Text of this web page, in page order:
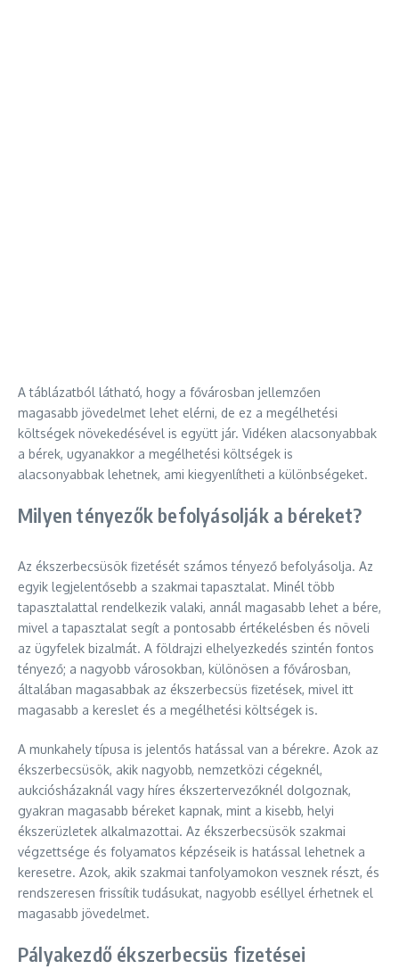
A táblázatból látható, hogy a fővárosban jellemzően
magasabb jövedelmet lehet elérni, de ez a megélhetési
költségek növekedésével is együtt jár. Vidéken alacsonyabbak
a bérek, ugyanakkor a megélhetési költségek is
alacsonyabbak lehetnek, ami kiegyenlítheti a különbségeket.
Milyen tényezők befolyásolják a béreket?
Az ékszerbecsüsök fizetését számos tényező befolyásolja. Az
egyik legjelentősebb a szakmai tapasztalat. Minél több
tapasztalattal rendelkezik valaki, annál magasabb lehet a bére,
mivel a tapasztalat segít a pontosabb értékelésben és növeli
az ügyfelek bizalmát. A földrajzi elhelyezkedés szintén fontos
tényező; a nagyobb városokban, különösen a fővárosban,
általában magasabbak az ékszerbecsüs fizetések, mivel itt
magasabb a kereslet és a megélhetési költségek is.
A munkahely típusa is jelentős hatással van a bérekre. Azok az
ékszerbecsüsök, akik nagyobb, nemzetközi cégeknél,
aukciósházaknál vagy híres ékszertervezőknél dolgoznak,
gyakran magasabb béreket kapnak, mint a kisebb, helyi
ékszerüzletek alkalmazottai. Az ékszerbecsüsök szakmai
végzettsége és folyamatos képzéseik is hatással lehetnek a
keresetre. Azok, akik szakmai tanfolyamokon vesznek részt, és
rendszeresen frissítik tudásukat, nagyobb eséllyel érhetnek el
magasabb jövedelmet.
Pályakezdő ékszerbecsüs fizetései